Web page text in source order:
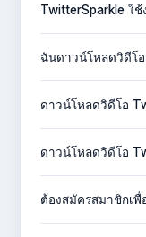
วิดีโอและ GIF จาก
TwitterSparkle ใช้
ดาวน์โหลดได้ไม่จำ
ฉันดาวน์โหลดวิดีโ
สาธารณะเท่านั้น คอ
ดาวน์โหลดวิดีโอ
TwitterSparkle แล้
ดาวน์โหลดวิดีโอ
TwitterSparkle แล้
ต้องสมัครสมาชิกเ